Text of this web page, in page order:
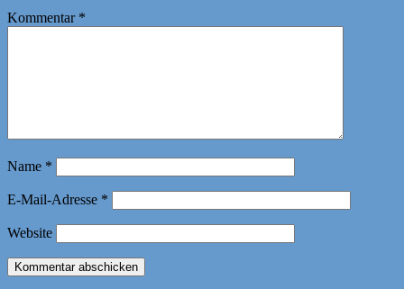
Kommentar *
Name *
E-Mail-Adresse *
Website